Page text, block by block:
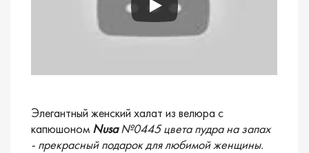
Элегантный женский халат из велюра с
капюшоном Nusa№0445 цвета пудра на запах
- прекрасный подарок для любимой женщины.